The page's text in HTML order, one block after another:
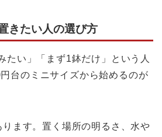
きたい人の選び方
たい」「まず1鉢だけ」という人
台のミニサイズから始めるのが
ます。置く場所の明るさ、水や